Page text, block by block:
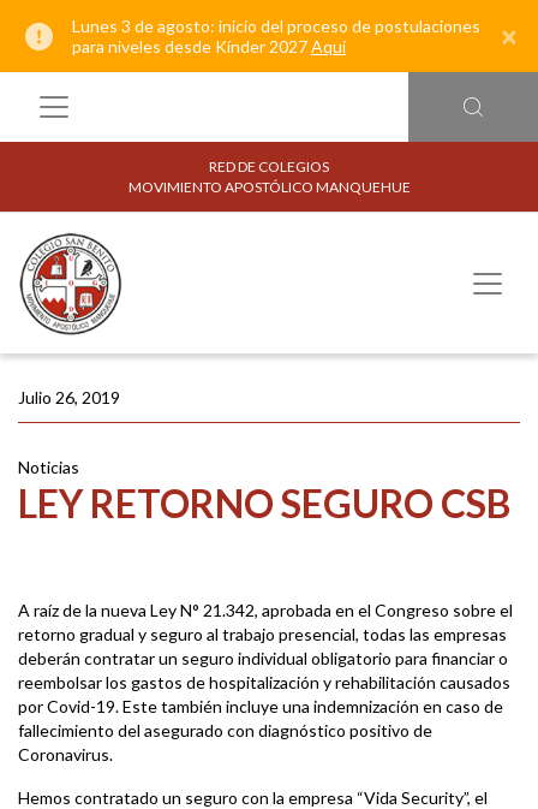
Lunes 3 de agosto: inicio del proceso de postulaciones
para niveles desde Kínder 2027Aquí ×
RED DE COLEGIOS
MOVIMIENTO APOSTÓLICO MANQUEHUE
Julio 26, 2019
Noticias
LEY RETORNO SEGURO CSB
A raíz de la nueva Ley N° 21.342, aprobada en el Congreso sobre el
retorno gradual y seguro al trabajo presencial, todas las empresas
deberán contratar un seguro individual obligatorio para financiar o
reembolsar los gastos de hospitalización y rehabilitación causados
por Covid-19. Este también incluye una indemnización en caso de
fallecimiento del asegurado con diagnóstico positivo de
Coronavirus.
Hemos contratado un seguro con la empresa “Vida Security”, el